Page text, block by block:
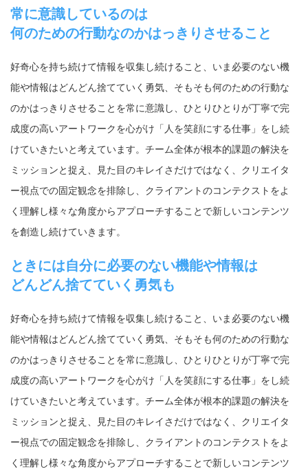
常に意識しているのは
何のための行動なのかはっきりさせること
好奇心を持ち続けて情報を収集し続けること、いま必要のない機
能や情報はどんどん捨てていく勇気、そもそも何のための行動な
のかはっきりさせることを常に意識し、ひとりひとりが丁寧で完
成度の高いアートワークを心がけ「人を笑顔にする仕事」をし続
けていきたいと考えています。チーム全体が根本的課題の解決を
ミッションと捉え、見た目のキレイさだけではなく、クリエイタ
ー視点での固定観念を排除し、クライアントのコンテクストをよ
く理解し様々な角度からアプローチすることで新しいコンテンツ
を創造し続けていきます。
ときには自分に必要のない機能や情報は
どんどん捨てていく勇気も
好奇心を持ち続けて情報を収集し続けること、いま必要のない機
能や情報はどんどん捨てていく勇気、そもそも何のための行動な
のかはっきりさせることを常に意識し、ひとりひとりが丁寧で完
成度の高いアートワークを心がけ「人を笑顔にする仕事」をし続
けていきたいと考えています。チーム全体が根本的課題の解決を
ミッションと捉え、見た目のキレイさだけではなく、クリエイタ
ー視点での固定観念を排除し、クライアントのコンテクストをよ
く理解し様々な角度からアプローチすることで新しいコンテンツ